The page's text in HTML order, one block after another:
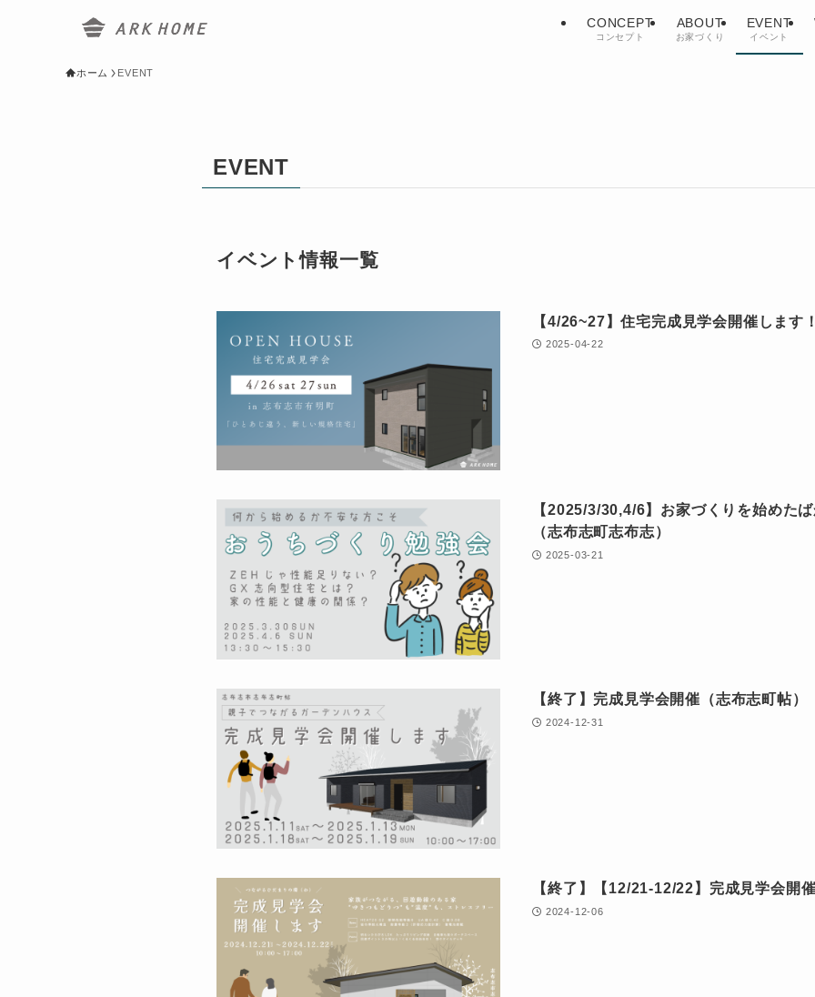
CONCEPT
コンセプト
ABOUT
お家づくり
EVENT
イベント
ホーム EVENT
EVENT
イベント情報一覧
【4/26~27】住宅完成見学会開催します
2025-04-22
【2025/3/30,4/6】お家づくりを始めた
（志布志町志布志）
2025-03-21
【終了】完成見学会開催（志布志町帖）
2024-12-31
【終了】【12/21-12/22】完成見学会開
2024-12-06